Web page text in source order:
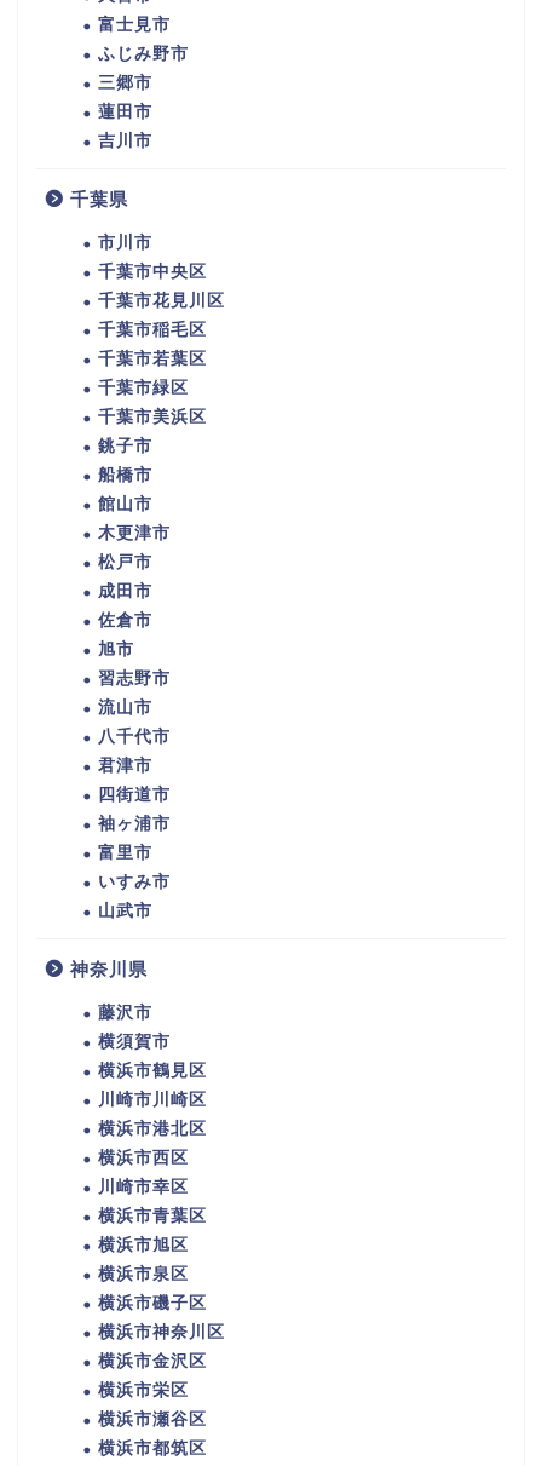
富士見市
ふじみ野市
三郷市
蓮田市
吉川市
千葉県
市川市
千葉市中央区
千葉市花見川区
千葉市稲毛区
千葉市若葉区
千葉市緑区
千葉市美浜区
銚子市
船橋市
館山市
木更津市
松戸市
成田市
佐倉市
旭市
習志野市
流山市
八千代市
君津市
四街道市
袖ヶ浦市
富里市
いすみ市
山武市
神奈川県
藤沢市
横須賀市
横浜市鶴見区
川崎市川崎区
横浜市港北区
横浜市西区
川崎市幸区
横浜市青葉区
横浜市旭区
横浜市泉区
横浜市磯子区
横浜市神奈川区
横浜市金沢区
横浜市栄区
横浜市瀬谷区
横浜市都筑区